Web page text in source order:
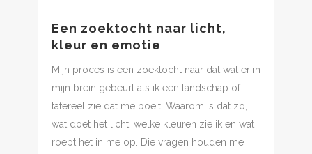
Een zoektocht naar licht,
kleur en emotie
Mijn proces is een zoektocht naar dat wat er in
mijn brein gebeurt als ik een landschap of
tafereel zie dat me boeit. Waarom is dat zo,
wat doet het licht, welke kleuren zie ik en wat
roept het in me op. Die vragen houden me